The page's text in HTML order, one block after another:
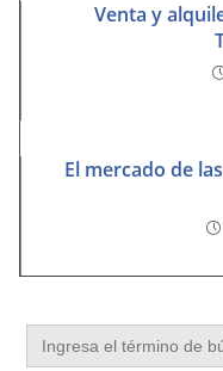
Venta y
El mercado de
Buscar: